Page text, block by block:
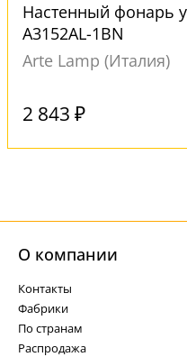
Настенный фонарь
A3152AL-1BN
Arte Lamp (Италия)
2 843 ₽
О компании
Контакты
Фабрики
По странам
Распродажа